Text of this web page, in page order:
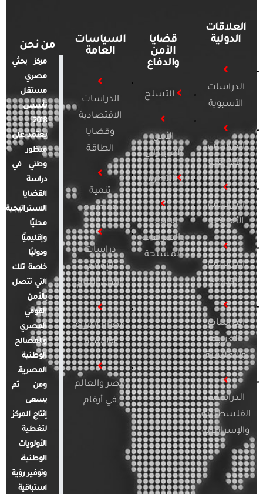
العلاقات
الدولية
الدراسات
الآسيوية
الدراسات
الأفريقية
الدراسات
الأمريكية
الدراسات
الأوروبية
الدراسات
العربية
والإقليمية
الدراسات
الفلسطينية
والإسرائيلية
قضايا
الأمن
والدفاع
التسلح
الأمن
السيبراني
التطرف
الإرهاب
والصراعات
المسلحة
السياسات
العامة
الدراسات
الاقتصادية
وقضايا
الطاقة
تنمية
ومجتمع
دراسات
الإعلام
والرأي العام
قضايا المرأة
والأسرة
مصر والعالم
في أرقام
من نحن
مركز بحثي
مصري
مستقل
تأسس
2018.
يعتمد على
منظور
وطني في
دراسة
القضايا
الاستراتيجية
محليًا
وإقليميًا
ودوليًا
خاصة تلك
التي تتصل
بالأمن
القومي
المصري
والمصالح
الوطنية
المصرية.
ومن ثم
يسعى
إنتاج المركز
لتغطية
الأولويات
الوطنية،
وتوفير رؤية
استباقية